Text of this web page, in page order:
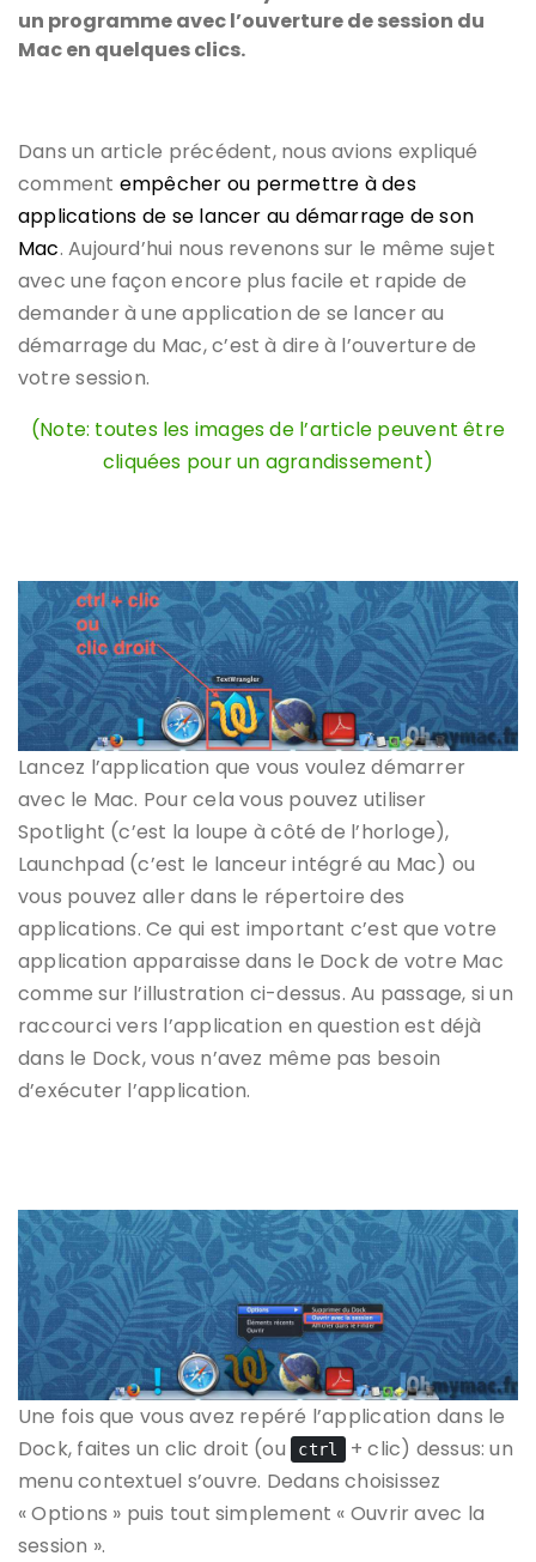
un programme avec l’ouverture de session du
Mac en quelques clics.
Dans un article précédent, nous avions expliqué
comment empêcher ou permettre à des
applications de se lancer au démarrage de son
Mac. Aujourd’hui nous revenons sur le même sujet
avec une façon encore plus facile et rapide de
demander à une application de se lancer au
démarrage du Mac, c’est à dire à l’ouverture de
votre session.
(Note: toutes les images de l’article peuvent être
cliquées pour un agrandissement)
Lancez l’application que vous voulez démarrer
avec le Mac. Pour cela vous pouvez utiliser
Spotlight (c’est la loupe à côté de l’horloge),
Launchpad (c’est le lanceur intégré au Mac) ou
vous pouvez aller dans le répertoire des
applications. Ce qui est important c’est que votre
application apparaisse dans le Dock de votre Mac
comme sur l’illustration ci-dessus. Au passage, si un
raccourci vers l’application en question est déjà
dans le Dock, vous n’avez même pas besoin
d’exécuter l’application.
Une fois que vous avez repéré l’application dans le
Dock, faites un clic droit (ou
ctrl
+ clic) dessus: un
menu contextuel s’ouvre. Dedans choisissez
« Options » puis tout simplement « Ouvrir avec la
session ».